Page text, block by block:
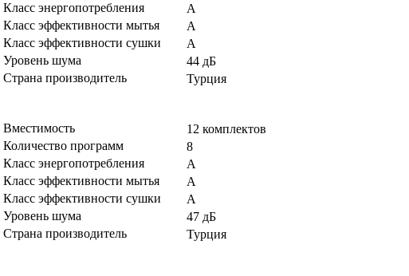
Класс энергопотребления
A
Класс эффективности мытья
A
Класс эффективности сушки
A
Уровень шума
44 дБ
Страна производитель
Турция
Вместимость
12 комплектов
Количество программ
8
Класс энергопотребления
A
Класс эффективности мытья
A
Класс эффективности сушки
A
Уровень шума
47 дБ
Страна производитель
Турция